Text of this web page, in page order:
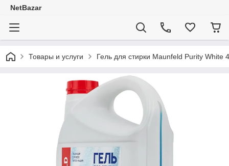
NetBazar
Товары и услуги Гель для стирки Maunfeld Purity White